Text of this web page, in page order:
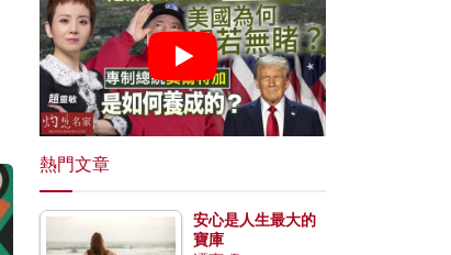
熱門文章
安心是人生最大的
寶庫